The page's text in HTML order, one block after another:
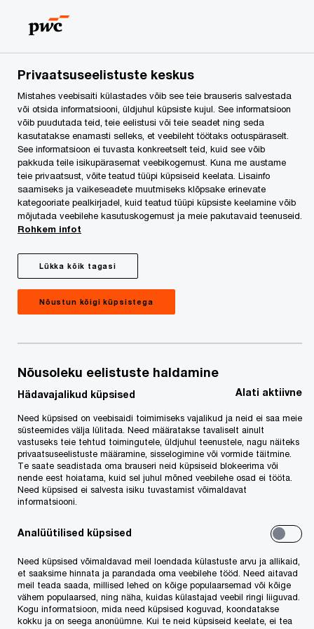
SILVERSPOON 2019
võitjad on selgunud
Gastronoomia valdkonna parimaid tuli laupäeva
õhtusel galal tervitama ning tunnustama ka
president Kersti Kaljulaid.PwC partneril ja
auditiäri juhil Lauri Pastilon juba aastaid olnud
au vastutada Silverspooni konkursi häälte
lugemise eest, viies tavapärasest mõnevõrra
erinevas formaadis ellu PwC eesmärki suurendada
ühiskonnas usaldust. Rõõm on kuuluda
Vaata lähemalt Silverspooni kohtakodulehelt
jaFacebookist .
Privaatsuseelistuste keskus
Mistahes veebisaiti külastades võib see teie brauseris salvestada
või otsida informatsiooni, üldjuhul küpsiste kujul. See informatsioon
võib puudutada teid, teie eelistusi või teie seadet ning seda
kasutatakse enamasti selleks, et veebileht töötaks ootuspäraselt.
See informatsioon ei tuvasta konkreetselt teid, kuid see võib
pakkuda teile isikupärasemat veebikogemust. Kuna me austame
teie privaatsust, võite teatud tüüpi küpsiseid keelata. Lisainfo
saamiseks ja vaikeseadete muutmiseks klõpsake erinevate
kategooriate pealkirjadel, kuid teatud tüüpi küpsiste keelamine võib
mõjutada veebilehe kasutuskogemust ja meie pakutavaid teenuseid.
Rohkem infot
Lükka kõik tagasi
Nõustun kõigi küpsistega
Nõusoleku eelistuste haldamine
Hädavajalikud küpsised Alati aktiivne
Need küpsised on veebisaidi toimimiseks vajalikud ja neid ei saa meie
süsteemides välja lülitada. Need määratakse tavaliselt ainult
vastuseks teie tehtud toimingutele, üldjuhul teenustele, nagu näiteks
privaatsuseelistuste määramine, sisselogimine või vormide täitmine.
Te saate seadistada oma brauseri neid küpsiseid blokeerima või
nende eest hoiatama, kuid sel juhul mõned veebilehe osad ei tööta.
Need küpsised ei salvesta isiku tuvastamist võimaldavat
informatsiooni.
Analüütilised küpsised
Need küpsised võimaldavad meil loendada külastuste arvu ja allikaid,
et saaksime hinnata ja parandada oma veebilehe tööd. Need aitavad
meil teada saada, millised lehed on kõige populaarsemad või kõige
vähem populaarsed, ning näha, kuidas külastajad veebil ringi liiguvad.
Kogu informatsioon, mida need küpsised koguvad, koondatakse
kokku ja on seega anonüümne. Kui te neid küpsiseid keelate, ei tea